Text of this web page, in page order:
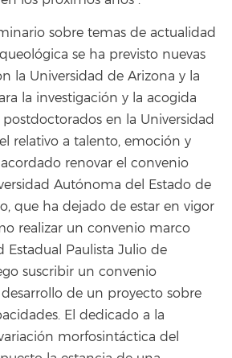
sobre temas de actualidad
se ha previsto nuevas
la Universidad de Arizona y la
la investigación y la acogida
en la Universidad
relativo a talento, emoción y
renovar el convenio
Autónoma del Estado de
que ha dejado de estar en vigor
realizar un convenio marco
Estadual Paulista Julio de
suscribir un convenio
de un proyecto sobre
El dedicado a la
morfosintáctica del